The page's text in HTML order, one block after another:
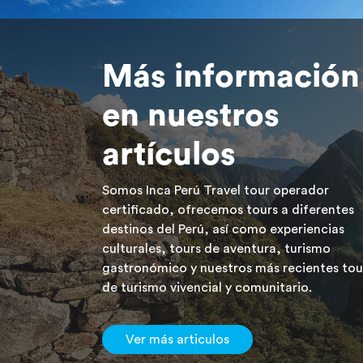
Más información
en nuestros
artículos
Somos Inca Perú Travel tour operador
certificado, ofrecemos tours a diferentes
destinos del Perú, así como experiencias
culturales, tours de aventura, turismo
gastronómico y nuestros más recientes
de turismo vivencial y comunitario.
Ver más articulos